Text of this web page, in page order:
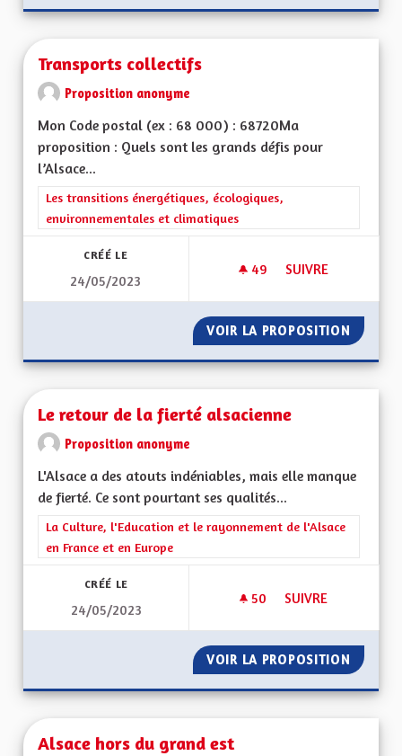
Transports collectifs
Proposition anonyme
Mon Code postal (ex : 68 000) : 68720Ma
proposition : Quels sont les grands défis pour
l’Alsace...
Filtrer les résultats de la catégorie : Les transitions
Les transitions énergétiques, écologiques,
environnementales et climatiques
CRÉÉ LE
24/05/2023
49 49 ABONNÉS
SUIVRE
VOIR LA PROPOSITION
Le retour de la fierté alsacienne
Proposition anonyme
L'Alsace a des atouts indéniables, mais elle manque
de fierté. Ce sont pourtant ses qualités...
Filtrer les résultats de la catégorie : La Culture, l'Education et
La Culture, l'Education et le rayonnement de l'Alsace
en France et en Europe
CRÉÉ LE
24/05/2023
50 50 ABONNÉS
SUIVRE
VOIR LA PROPOSITION LE
Alsace hors du grand est